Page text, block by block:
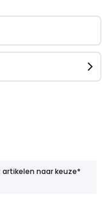
artikelen naar keuze*